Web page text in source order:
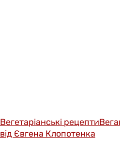
Вегетаріанські рецепти
від Євгена Клопотенка